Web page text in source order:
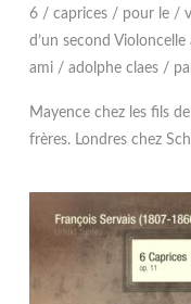
6 / caprices / pour le /
d’un second
ami / adolphe claes /
Mayence chez les fils
frères. Londres chez